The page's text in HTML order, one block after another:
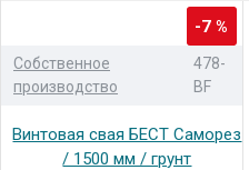
-7 %
Собственное
производство
478-
BF
Винтовая свая БЕСТ Саморез
/ 1500 мм / грунт